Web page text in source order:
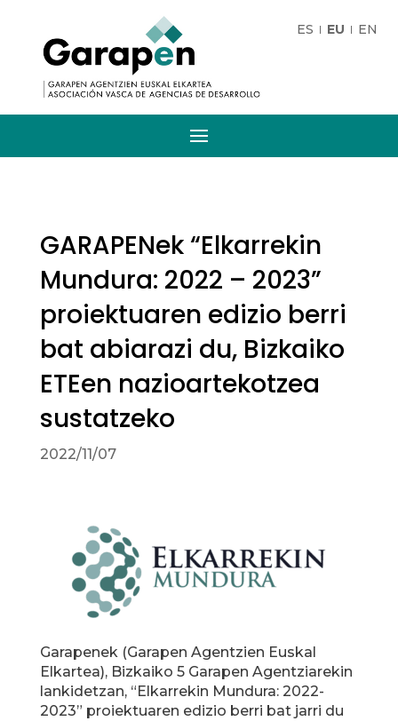
ES EU EN
GARAPENek “Elkarrekin
Mundura: 2022 – 2023”
proiektuaren edizio berri
bat abiarazi du, Bizkaiko
ETEen nazioartekotzea
sustatzeko
2022/11/07
Garapenek (Garapen Agentzien Euskal
Elkartea), Bizkaiko 5 Garapen Agentziarekin
lankidetzan, “Elkarrekin Mundura: 2022-
2023” proiektuaren edizio berri bat jarri du